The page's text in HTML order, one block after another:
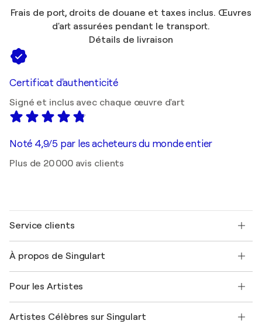
Frais de port, droits de douane et taxes inclus. Œuvres
d'art assurées pendant le transport.
Détails de livraison
Certificat d'authenticité
Signé et inclus avec chaque œuvre d'art
Noté 4,9/5 par les acheteurs du monde entier
Plus de 20 000 avis clients
Service clients
Expédition
Offrir une carte cadeau
Rejoignez notre programme commercial
Mon compte
À propos de Singulart
FAQ
Magazine Singulart
Pour les Artistes
Se connecter en tant qu'Artiste
Artistes Célèbres sur Singulart